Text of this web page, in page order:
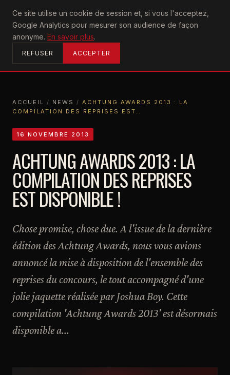
Ce site utilise un cookie de session et, si vous l'acceptez,
Google Analytics pour mesurer son audience de façon
anonyme. En savoir plus.
REFUSER ACCEPTER
U2achtung
ACCUEIL
ACCUEIL / NEWS / ACHTUNG AWARDS 2013 : LA
COMPILATION DES REPRISES EST…
16 NOVEMBRE 2013
ACHTUNG AWARDS 2013 : LA
COMPILATION DES REPRISES
EST DISPONIBLE !
Chose promise, chose due. A l'issue de la dernière
édition des Achtung Awards, nous vous avions
annoncé la mise à disposition de l'ensemble des
reprises du concours, le tout accompagné d'une
jolie jaquette réalisée par Joshua Boy. Cette
compilation 'Achtung Awards 2013' est désormais
disponible a...